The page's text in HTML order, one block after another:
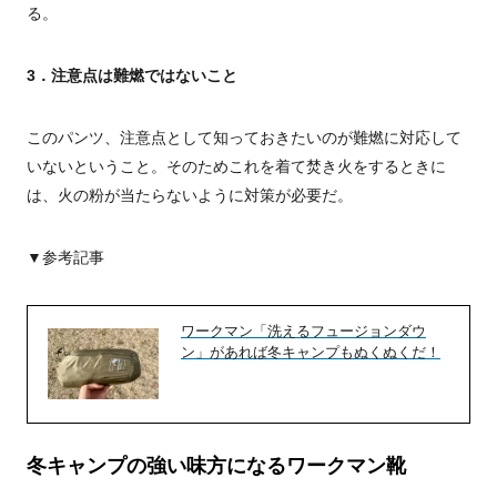
る。
3．注意点は難燃ではないこと
このパンツ、注意点として知っておきたいのが難燃に対応して
いないということ。そのためこれを着て焚き火をするときに
は、火の粉が当たらないように対策が必要だ。
▼参考記事
ワークマン「洗えるフュージョンダウ
ン」があれば冬キャンプもぬくぬくだ！
冬キャンプの強い味方になるワークマン靴